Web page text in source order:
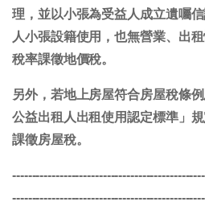
理，並以小張為受益人成立遺囑
人小張設籍使用，也無營業、出
稅率課徵地價稅。
另外，若地上房屋符合房屋稅條
公益出租人出租使用認定標準」
課徵房屋稅。
-------------------------------------------------